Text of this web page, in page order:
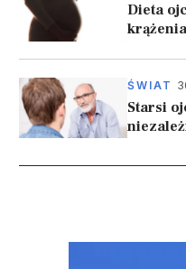
Dieta
ŚWIAT
Starsi